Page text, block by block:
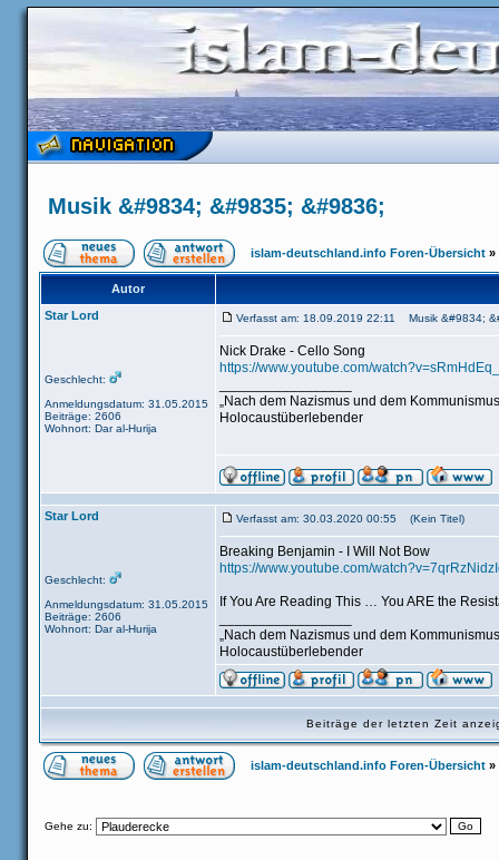
Musik &#9834; &#9835; &#9836;
islam-deutschland.info Foren-Übersicht »
Autor
Star Lord
Geschlecht:
Anmeldungsdatum: 31.05.2015
Beiträge: 2606
Wohnort: Dar al-Hurija
Verfasst am: 18.09.2019 22:11 Musik &#9834;
Nick Drake - Cello Song
https://www.youtube.com/
„Nach dem Nazismus und dem
Holocaustüberlebender
Star Lord
Geschlecht:
Anmeldungsdatum: 31.05.2015
Beiträge: 2606
Wohnort: Dar al-Hurija
Verfasst am: 30.03.2020 00:55 (Kein Titel)
Breaking Benjamin - I Will Not Bow
https://www.youtube.com/
If You Are Reading This … You ARE the
„Nach dem Nazismus und dem
Holocaustüberlebender
Beiträge der letzten Zeit
islam-deutschland.info Foren-Übersicht »
Gehe zu: